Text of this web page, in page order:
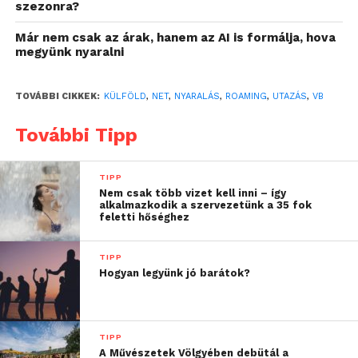
klasszikus nyári pihenések mellett egyre többen
kelnek útra nagy nemzetközi események, például
sportesemények
javában zajló labdarúgó-világbajnokság
Mexikóban. Az utazók igénye mindkét esetben
ugyanaz: a telefon és a netkapcsolat lehetőleg
pont úgy működjön, mint otthon.
Nyaralás vagy meccslátogatás –
eltérő igények
A mobilhasználat a szabadság alatt is a
mindennapok természetes része. A szálláshoz
vezető úton a navigáció, a strandról vagy a városi
sétáról megosztott élmények és fotók, az online
múzeumi belépő vásárlása
szezonra?
Már nem csak az árak, hanem az AI is formálja, hova
megyünk nyaralni
TOVÁBBI CIKKEK: KÜLFÖLD, NET, NYARALÁS, ROAMING, UTAZÁS, VB
További Tipp
TIPP
Nem csak több vizet kell inni – így
alkalmazkodik a szervezetünk a 35 fok
feletti hőséghez
TIPP
Hogyan legyünk jó barátok?
TIPP
A Művészetek Völgyében debütál a